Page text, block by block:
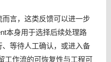
言，这类反馈可以进一步
本身用于选择后续处理路
等待人工确认，或进入备
工作流的可恢复性与工程可